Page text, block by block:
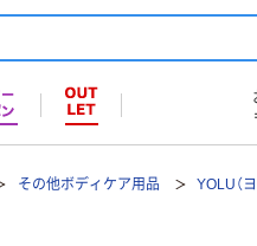
その他ボディケア用品 YOLU（